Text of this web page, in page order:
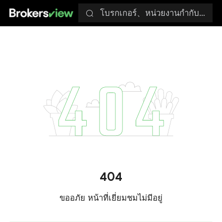
โบรกเกอร์、หน่วยงานกำกับดูแล
404
ขออภัย หน้าที่เยี่ยมชมไม่มีอยู่